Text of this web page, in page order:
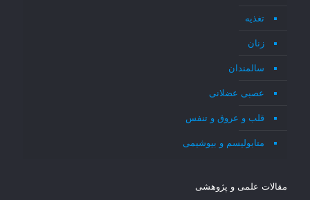
تغذیه
زنان
سالمندان
عصبی عضلانی
قلب و عروق و تنفس
متابولیسم و بیوشیمی
مقالات علمی و پژوهشی